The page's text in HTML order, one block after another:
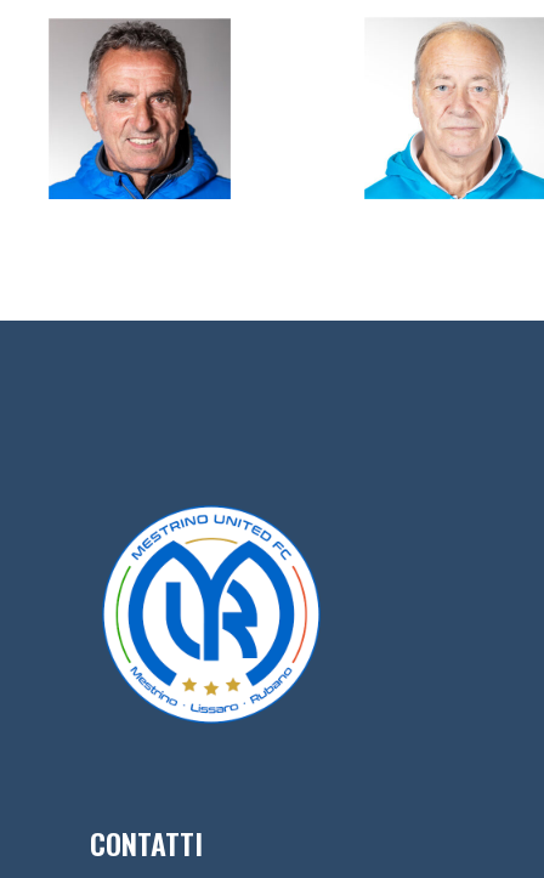
CONTATTI